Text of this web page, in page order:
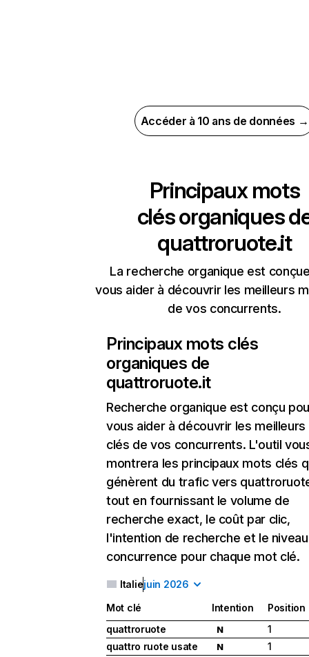
Accéder à 10 ans de données →
Principaux mots
clés organiques
quattroruote.it
La recherche organique est
vous aider à découvrir les meilleurs
de vos concurrents.
Principaux mots clés
organiques de
quattroruote.it
Recherche organique est conçu
vous aider à découvrir les
clés de vos concurrents. L'outil
montrera les principaux mots clés
génèrent du trafic vers
tout en fournissant le volume de
recherche exact, le coût par clic,
l'intention de recherche et le
concurrence pour chaque mot clé.
Italiejuin 2026
Mot clé Intention
Position
quattroruote
N
1
quattro ruote usate
N
1